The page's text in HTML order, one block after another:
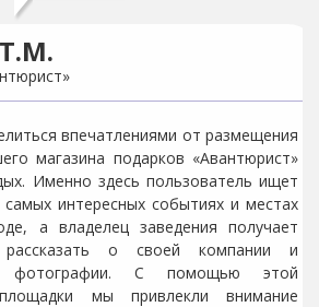
Трэвел»
в Заотдых – было самым
в маркетинговой компании
После размещения рекламы в
нашего сайта, а так же групп
значительно увеличилась. Сайт
менеджеры работают очень
проводятся конкурсы,
увеличивают продажи.